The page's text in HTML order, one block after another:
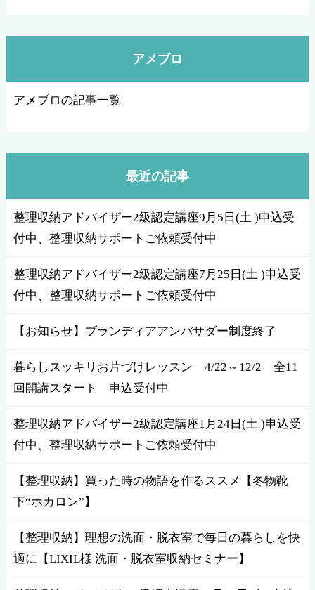
アメブロ
アメブロの記事一覧
最近の記事
整理収納アドバイザー2級認定講座9月5日(土 )申込受
付中、整理収納サポートご依頼受付中
整理収納アドバイザー2級認定講座7月25日(土 )申込受
付中、整理収納サポートご依頼受付中
【お知らせ】ブランディアアンバサダー制度終了
暮らしスッキリお片づけレッスン 4/22～12/2 全11
回開講スタート 申込受付中
整理収納アドバイザー2級認定講座1月24日(土 )申込受
付中、整理収納サポートご依頼受付中
【整理収納】買った時の物語を作るススメ【冬物靴
下“ホカロン”】
【整理収納】理想の洗面・脱衣室で毎日の暮らしを快
適に【LIXIL様 洗面・脱衣室収納セミナー】